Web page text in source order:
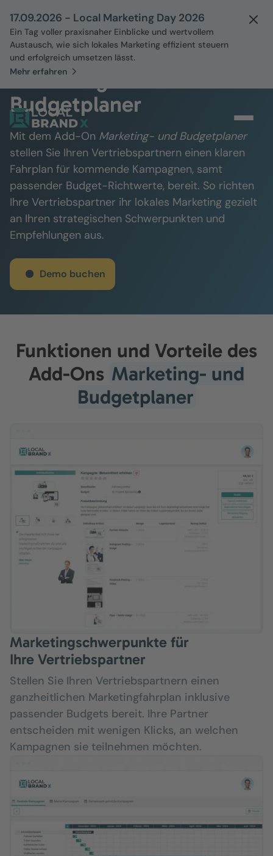
17.09.2026 - Local Marketing Day 2026
Ein Tag voller praxisnaher Einblicke und wertvollem
Austausch, wie sich lokales Marketing effizient steuern
und erfolgreich umsetzen lässt.
Mehr erfahren
Marketing- und
Budgetplaner
Mit dem Add-On Marketing- und Budgetplaner
stellen Sie Ihren Vertriebspartnern einen klaren
Fahrplan für kommende Kampagnen, samt
passender Budget-Richtwerte, bereit. So richten
Ihre Vertriebspartner ihr lokales Marketing gezielt
an Ihren strategischen Schwerpunkten und
Empfehlungen aus.
Demo buchen
Funktionen und Vorteile des
Add-Ons Marketing- und
Budgetplaner
Marketingschwerpunkte für
Ihre Vertriebspartner
Stellen Sie Ihren Vertriebspartnern einen
ganzheitlichen Marketingfahrplan inklusive
passender Budgets bereit. Ihre Partner
entscheiden mit wenigen Klicks, an welchen
Kampagnen sie teilnehmen möchten.